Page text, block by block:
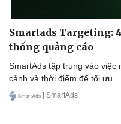
Smartads Targeting:
thống quảng cáo
SmartAds tập trung vào
cảnh và thời điểm để tối ưu.
| SmartAds